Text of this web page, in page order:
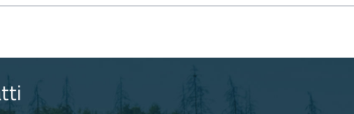
dallo scorso 8 luglio, e fino a successiva revoca, lo stato di massima